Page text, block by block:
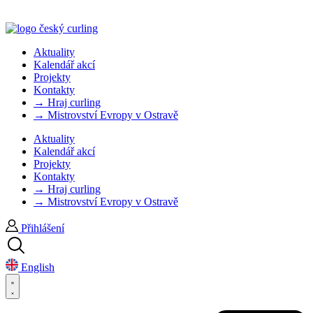
Aktuality
Kalendář akcí
Projekty
Kontakty
→ Hraj curling
→ Mistrovství Evropy v Ostravě
Aktuality
Kalendář akcí
Projekty
Kontakty
→ Hraj curling
→ Mistrovství Evropy v Ostravě
Přihlášení
English